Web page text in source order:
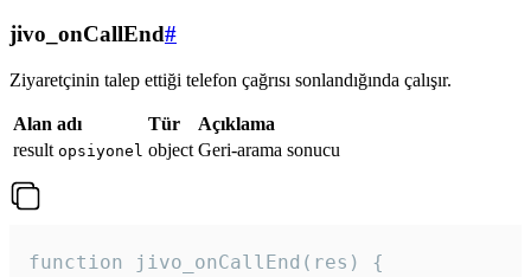
jivo_onCallEnd#
Ziyaretçinin talep ettiği telefon çağrısı sonlandığında çalışır.
Alan adı Tür
Açıklama
result opsiyonel object Geri-arama sonucu
function jivo_onCallEnd(res) {